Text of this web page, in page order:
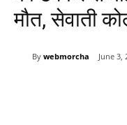
मौत, सेवाती
By webmorcha June 3,